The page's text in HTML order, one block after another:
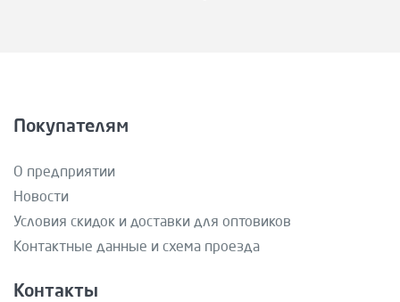
Покупателям
О предприятии
Новости
Условия скидок и доставки для оптовиков
Контактные данные и схема проезда
Контакты